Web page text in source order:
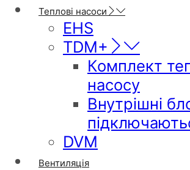
Теплові насоси
EHS
TDM+
Комплект
насосу
Внутрішні
DVM
Вентиляція